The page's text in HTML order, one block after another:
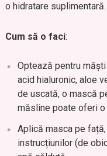
o hidratare suplimentară.
Cum să o faci:
Optează pentru
acid hialuronic, aloe
de uscată, o mască
măsline poate oferi o
Aplică masca pe
instrucțiunilor (de